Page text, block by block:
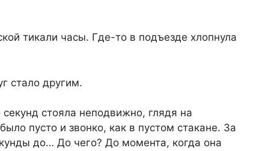
тикали часы. Где-то в подъезде хлопнула
стало другим.
стояла неподвижно, глядя на
пусто и звонко, как в пустом стакане. За
до… До чего? До момента, когда она